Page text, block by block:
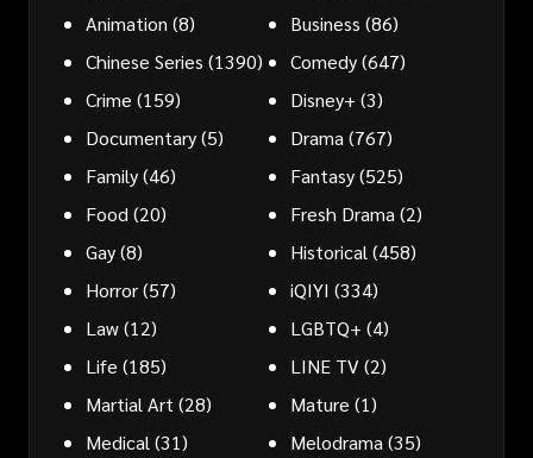
Animation (8) Business (86)
Chinese Series (1390) Comedy(647)
Crime (159) Disney+ (3)
Documentary(5) Drama(767)
Family(46) Fantasy(525)
Food(20) Fresh Drama(2)
Gay(8) Historical(458)
Horror(57) iQIYI (334)
Law(12) LGBTQ+ (4)
Life (185) LINE TV(2)
Martial Art(28) Mature (1)
Medical(31) Melodrama(35)